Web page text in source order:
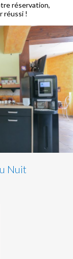
réservation,
réussi !
Nuit